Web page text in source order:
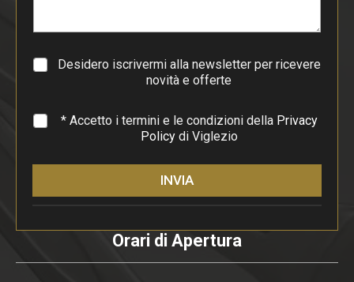
g
a
f
Desidero iscrivermi alla newsletter per ricevere
novità e offerte
* * Accetto i termini e le condizioni della Privacy
Policydi Viglezio
INVIA
Orari di Apertura